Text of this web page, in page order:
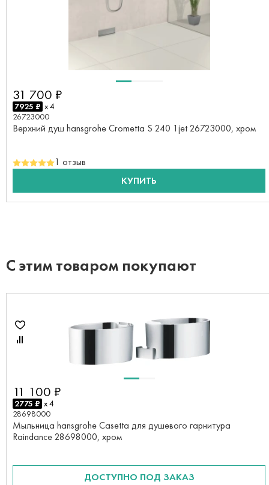
31 700 ₽
7925 ₽ x 4
26723000
Верхний душ hansgrohe Crometta S 240 1jet 26723000, хром
1 отзыв
КУПИТЬ
С этим товаром покупают
11 100 ₽
2775 ₽ x 4
28698000
Мыльница hansgrohe Casetta для душевого гарнитура
Raindance 28698000, хром
ДОСТУПНО ПОД ЗАКАЗ